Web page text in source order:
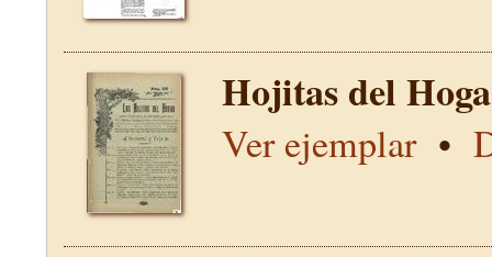
Hojitas del
Ver ejemplar•